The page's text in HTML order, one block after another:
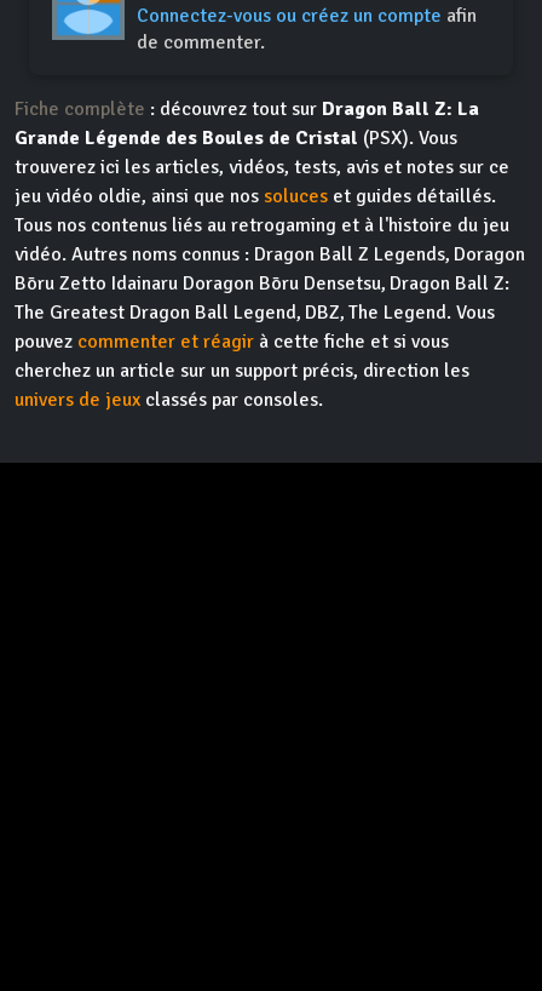
Connectez-vous ou créez un compte afin
de commenter.
Fiche complète : découvrez tout sur Dragon Ball Z: La
Grande Légende des Boules de Cristal (PSX). Vous
trouverez ici les articles, vidéos, tests, avis et notes sur ce
jeu vidéo oldie, ainsi que nos soluces et guides détaillés.
Tous nos contenus liés au retrogaming et à l'histoire du jeu
vidéo. Autres noms connus : Dragon Ball Z Legends, Doragon
Bōru Zetto Idainaru Doragon Bōru Densetsu, Dragon Ball Z:
The Greatest Dragon Ball Legend, DBZ, The Legend. Vous
pouvez commenter et réagir à cette fiche et si vous
cherchez un article sur un support précis, direction les
univers de jeux classés par consoles.